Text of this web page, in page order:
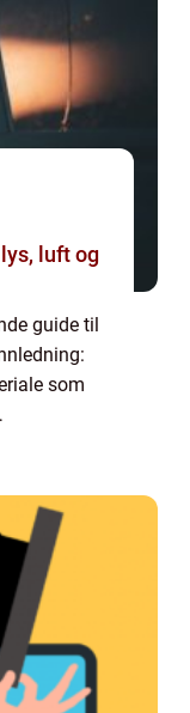
guide til
som